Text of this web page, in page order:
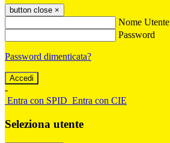
button close ×
Nome Utente
Password
Password dimenticata?
-
Entra con SPID Entra con CIE
Seleziona utente